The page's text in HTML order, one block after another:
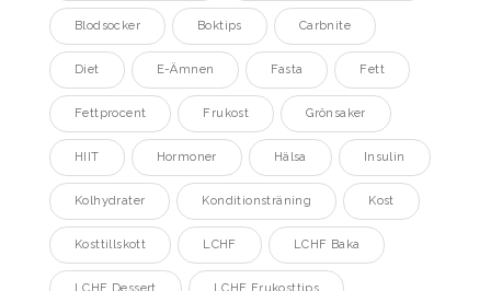
Blodsocker Boktips Carbnite
Diet E-Ämnen Fasta Fett
Fettprocent Frukost Grönsaker
HIIT Hormoner Hälsa Insulin
Kolhydrater Konditionsträning Kost
Kosttillskott LCHF LCHF Baka
LCHF Dessert LCHF Frukosttips